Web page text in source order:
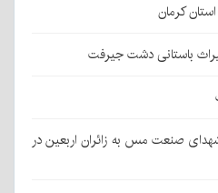
کرمان
باستانی دشت جیرفت
صنعت مس به زائران اربعین در